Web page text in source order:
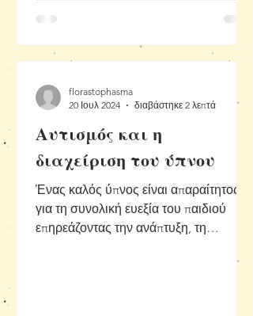
Αυτισμός και η
διαχείριση του ύπνου
Ένας καλός ύπνος είναι απαραίτητος
για τη συνολική ευεξία του παιδιού
επηρεάζοντας την ανάπτυξη, τη
florastophasma
20 Ιουλ 2024
διαβάστηκε 2 λεπτά